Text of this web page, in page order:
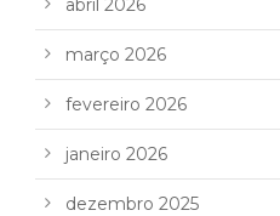
abril 2026
março 2026
fevereiro 2026
janeiro 2026
dezembro 2025